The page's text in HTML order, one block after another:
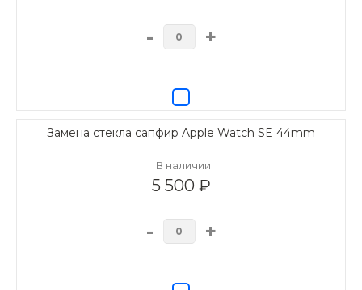
- +
Замена стекла сапфир Apple Watch SE 44mm
В наличии
5 500 ₽
- +